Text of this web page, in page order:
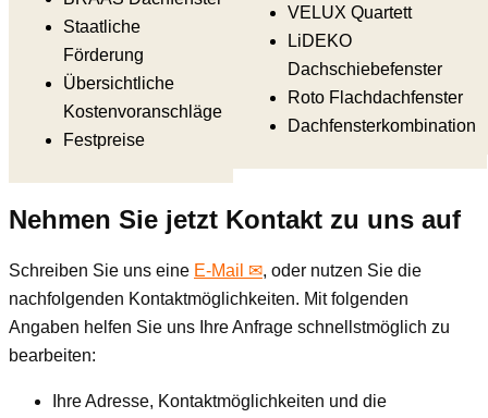
Staatliche
Förderung
Übersichtliche
Kostenvoranschläge
Festpreise
VELUX Quartett
LiDEKO
Dachschiebefenster
Roto Flachdachfenster
Dachfensterkombination
Nehmen Sie jetzt Kontakt zu uns auf
Schreiben Sie uns eine E-Mail ✉, oder nutzen Sie die
nachfolgenden Kontaktmöglichkeiten. Mit folgenden
Angaben helfen Sie uns Ihre Anfrage schnellstmöglich zu
bearbeiten:
Ihre Adresse, Kontaktmöglichkeiten und die